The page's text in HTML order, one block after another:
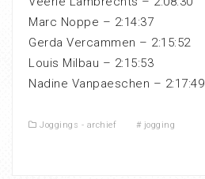
Marc Noppe – 2:14:37
Gerda Vercammen – 2:15:52
Louis Milbau – 2:15:53
Nadine Vanpaeschen – 2:17:49
Joggings - archief # jogging